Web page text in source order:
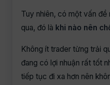
Tuy nhiên, có một vấn đề
qua, đó là khi nào nên
Không ít trader từng trải
đang có lợi nhuận rất tốt
tiếp tục đi xa hơn nên